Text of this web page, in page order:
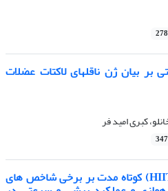
بر بیان ژن ناقلهای لاکتات عضلات
کبری امید فر
تاثیر تمرینات اینتروال شدید (HIIT) کوتاه مدت بر برخی شاخص های